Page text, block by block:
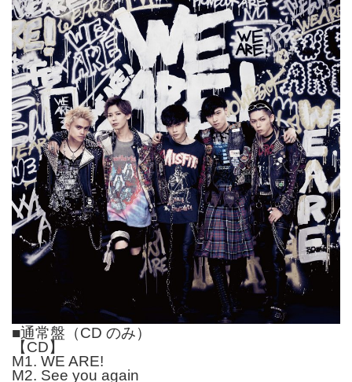
■通常盤（CD のみ）
【CD】
M1. WE ARE!
M2. See you again